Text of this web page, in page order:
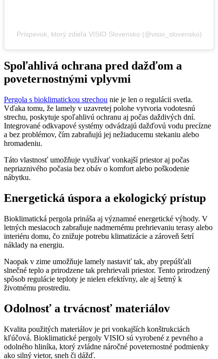
Príspevok, ktorý zdieľa VISIO Slovensko (@visio_slovensko)
Spoľahlivá ochrana pred dažďom a
poveternostnými vplyvmi
Pergola s bioklimatickou strechou nie je len o regulácii svetla.
Vďaka tomu, že lamely v uzavretej polohe vytvoria vodotesnú
strechu, poskytuje spoľahlivú ochranu aj počas daždivých dní.
Integrované odkvapové systémy odvádzajú dažďovú vodu precízne
a bez problémov, čím zabraňujú jej nežiaducemu stekaniu alebo
hromadeniu.
Táto vlastnosť umožňuje využívať vonkajší priestor aj počas
nepriaznivého počasia bez obáv o komfort alebo poškodenie
nábytku.
Energetická úspora a ekologický prístup
Bioklimatická pergola prináša aj významné energetické výhody. V
letných mesiacoch zabraňuje nadmernému prehrievaniu terasy alebo
interiéru domu, čo znižuje potrebu klimatizácie a zároveň šetrí
náklady na energiu.
Naopak v zime umožňuje lamely nastaviť tak, aby prepúšťali
slnečné teplo a prirodzene tak prehrievali priestor. Tento prirodzený
spôsob regulácie teploty je nielen efektívny, ale aj šetrný k
životnému prostrediu.
Odolnosť a trvácnosť materiálov
Kvalita použitých materiálov je pri vonkajších konštrukciách
kľúčová. Bioklimatické pergoly VISIO sú vyrobené z pevného a
odolného hliníka, ktorý zvládne náročné poveternostné podmienky
ako silný vietor, sneh či dážď.